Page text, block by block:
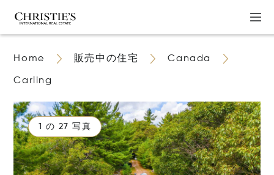
Home 販売中の住宅 Canada
Carling
1 の 27 写真